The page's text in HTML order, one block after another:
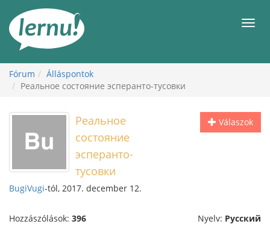
Fórum
Álláspontok
Реальное состояние эсперанто-тусовки
Válaszok
Реальное
состояние
эсперанто-
тусовки
BugiVugi-tól, 2017. december 12.
Hozzászólások: 396 Nyelv: Русский